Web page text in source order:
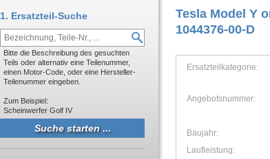
Tesla Model Y
1044376-00-D
Ersatzteilkategorie:
Angebotsnummer:
Baujahr:
Laufleistung:
1. Ersatzteil-Suche
Bitte die Beschreibung des gesuchten
Teils oder alternativ eine Teilenummer,
einen Motor-Code, oder eine Hersteller-
Teilenummer eingeben.
Zum Beispiel:
Scheinwerfer Golf IV